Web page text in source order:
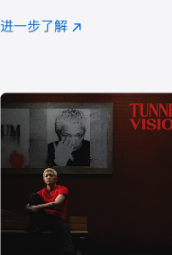
注
进一步了解 Apple
(在
口
中
打
开)